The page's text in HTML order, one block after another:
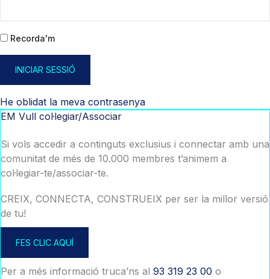
Recorda'm
INICIAR SESSIÓ
He oblidat la meva contrasenya
EM Vull col·legiar/Associar
Si vols accedir a continguts exclusius i connectar amb una
comunitat de més de 10.000 membres t’animem a
col·legiar-te/associar-te.
CREIX, CONNECTA, CONSTRUEIX per ser la millor versió
de tu!
FES CLIC AQUÍ
Per a més informació truca’ns al 93 319 23 00 o